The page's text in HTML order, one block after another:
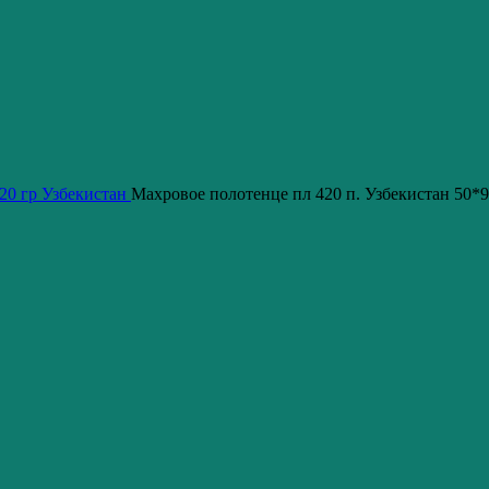
гр Узбекистан Махровое полотенце пл 420 п. Узбекистан